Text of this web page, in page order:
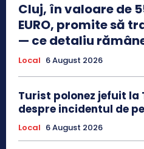
Cluj, în valoare de
EURO, promite să
— ce detaliu
Local 6 August 2026
Turist polonez jefuit la
despre incidentul de
Local 6 August 2026